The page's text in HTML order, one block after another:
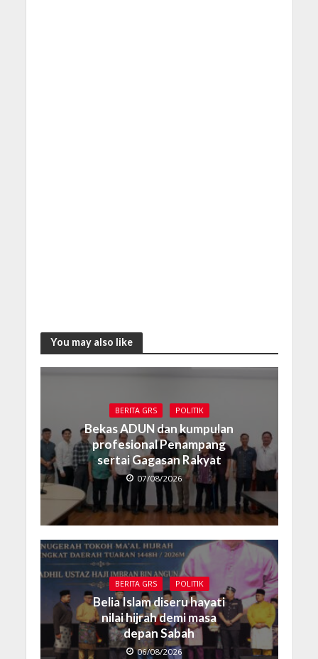
You may also like
BERITA GRS POLITIK
Bekas ADUN dan kumpulan
profesional Penampang
sertai Gagasan Rakyat
07/08/2026
BERITA GRS POLITIK
Belia Islam diseru hayati
nilai hijrah demi masa
depan Sabah
06/08/2026